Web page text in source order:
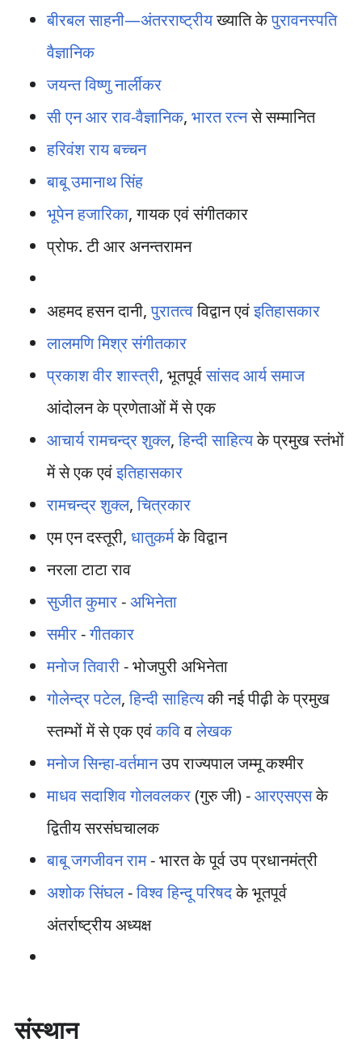
बीरबल साहनी—अंतरराष्ट्रीयख्याति केपुरावनस्पति
वैज्ञानिक
जयन्त विष्णु नार्लीकर
सी एन आर राव-वैज्ञानिक, भारत रत्नसे सम्मानित
हरिवंश राय बच्चन
बाबू उमानाथ सिंह
भूपेन हजारिका, गायक एवं संगीतकार
प्रोफ. टी आर अनन्तरामन
अहमद हसन दानी,पुरातत्वविद्वान एवंइतिहासकार
लालमणि मिश्रसंगीतकार
प्रकाश वीर शास्त्री, भूतपूर्वसांसदआर्य समाज
आंदोलन के प्रणेताओं में से एक
आचार्य रामचन्द्र शुक्ल,हिन्दी साहित्यके प्रमुख स्तंभों
में से एक एवंइतिहासकार
रामचन्द्र शुक्ल,चित्रकार
एम एन दस्तूरी, धातुकर्मके विद्वान
नरला टाटा राव
सुजीत कुमार-अभिनेता
समीर-गीतकार
मनोज तिवारी- भोजपुरी अभिनेता
गोलेन्द्र पटेल,हिन्दी साहित्यकी नई पीढ़ी के प्रमुख
स्तम्भों में से एक एवंकविवलेखक
मनोज सिन्हा-वर्तमानउप राज्यपाल जम्मू कश्मीर
माधव सदाशिव गोलवलकर(गुरु जी) -आरएसएसके
द्वितीय सरसंघचालक
बाबू जगजीवन राम- भारत के पूर्व उप प्रधानमंत्री
अशोक सिंघल-विश्व हिन्दू परिषदके भूतपूर्व
अंतर्राष्ट्रीय अध्यक्ष
संस्थान